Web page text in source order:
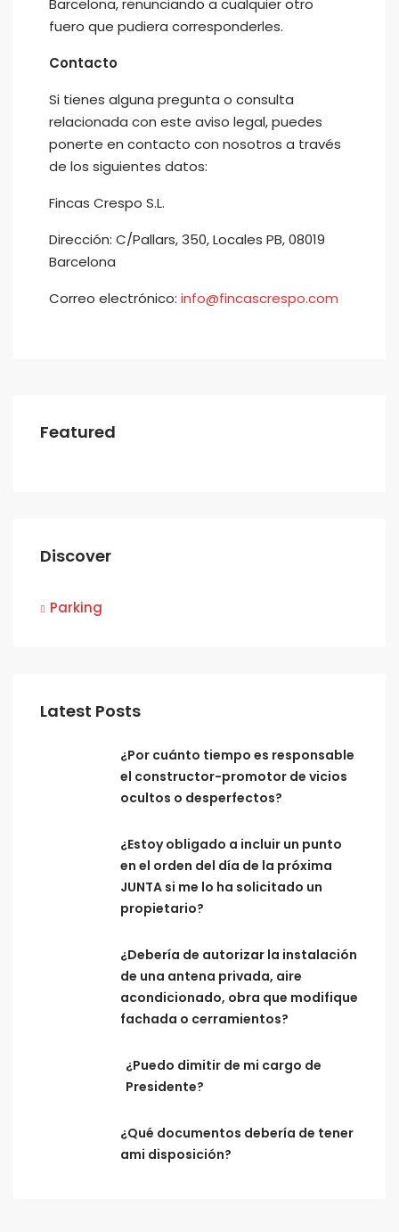
Barcelona, renunciando a cualquier otro
fuero que pudiera corresponderles.
Contacto
Si tienes alguna pregunta o consulta
relacionada con este aviso legal, puedes
ponerte en contacto con nosotros a través
de los siguientes datos:
Fincas Crespo S.L.
Dirección: C/Pallars, 350, Locales PB, 08019
Barcelona
Correo electrónico: info@fincascrespo.com
Featured
Discover
Parking
Latest Posts
¿Por cuánto tiempo es responsable
el constructor-promotor de vicios
ocultos o desperfectos?
¿Estoy obligado a incluir un punto
en el orden del día de la próxima
JUNTA si me lo ha solicitado un
propietario?
¿Debería de autorizar la instalación
de una antena privada, aire
acondicionado, obra que modifique
fachada o cerramientos?
¿Puedo dimitir de mi cargo de
Presidente?
¿Qué documentos debería de tener
ami disposición?